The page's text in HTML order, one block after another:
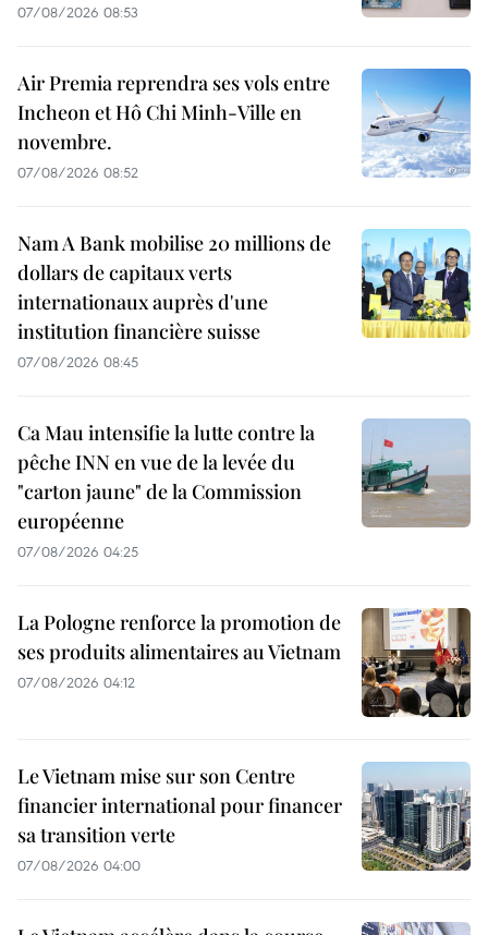
07/08/2026 08:53
Air Premia reprendra ses vols entre
Incheon et Hô Chi Minh-Ville en
novembre.
07/08/2026 08:52
Nam A Bank mobilise 20 millions de
dollars de capitaux verts
internationaux auprès d'une
institution financière suisse
07/08/2026 08:45
Ca Mau intensifie la lutte contre la
pêche INN en vue de la levée du
"carton jaune" de la Commission
européenne
07/08/2026 04:25
La Pologne renforce la promotion de
ses produits alimentaires au Vietnam
07/08/2026 04:12
Le Vietnam mise sur son Centre
financier international pour financer
sa transition verte
07/08/2026 04:00